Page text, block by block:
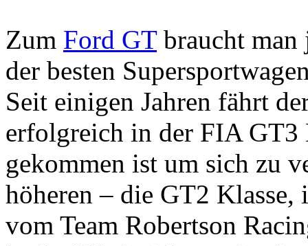
Zum Ford GTbraucht man
der besten
Seit einigen Jahren fährt
erfolgreich in der FIA GT3
gekommen ist um sich zu
höheren – die GT2
vom Team Robertson